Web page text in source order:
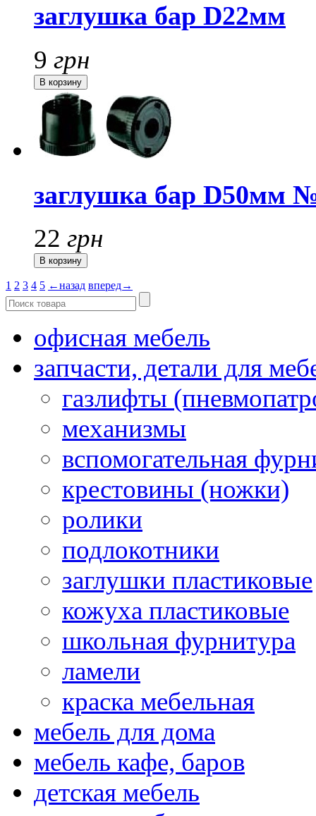
заглушка бар D22мм
9 грн
заглушка бар D50мм
22 грн
1 2 3 4 5 ←назад вперед→
офисная мебель
запчасти, детали для
газлифты
механизмы
вспомогательная
крестовины (ножки)
ролики
подлокотники
заглушки пластиковые
кожуха пластиковые
школьная фурнитура
ламели
краска мебельная
мебель для дома
мебель кафе, баров
детская мебель